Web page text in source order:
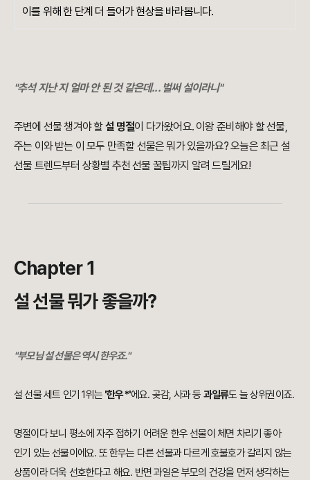
이를 위해 한 단계 더 들어가 현상을 바라봅니다.
"추석 지난 지 얼마 안 된 것 같은데... 벌써 설이라니"
주변에 선물 챙겨야 할설 명절이 다가왔어요. 이왕 준비해야 할 선물,
주는 이와 받는 이 모두 만족할 선물은 뭐가 있을까요? 오늘은 최근 설
선물 트렌드부터 상황별 추천 선물 꿀팁까지 알려 드릴게요!
Chapter 1
설 선물 뭐가 좋을까?
"부모님 설 선물은 역시 한우죠."
설 선물 세트 인기 1위는 '한우*'에요. 곶감, 사과 등 과일류도 늘 상위권이죠.
명절이다 보니 평소에 자주 접하기 어려운 한우 선물이 체면 차리기 좋아
인기 있는 선물이에요. 또 한우는 다른 선물과 다르게 호불호가 갈리지 않는
상품이라 더욱 선호한다고 해요. 반면 과일은 부모의 건강을 먼저 생각하는